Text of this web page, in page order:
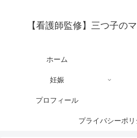
【看護師監修】三つ子の
ホーム
妊娠
プロフィール
プライバシーポリ